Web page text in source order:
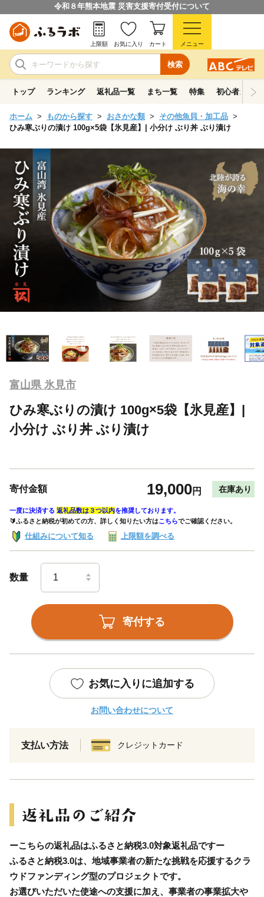
令和８年熊本地震 災害支援寄付受付について
検索
上限額 お気に入り カート メニュー
トップ ランキング 返礼品一覧 まち一覧 特集 初心者ガイド
ホーム ものから探す おさかな類
その他魚貝・加工品
ひみ寒ぶりの漬け 100g×5袋【氷見産】| 小分け ぶり丼 ぶり漬け
富山県 氷見市
ひみ寒ぶりの漬け 100g×5袋【氷見産】|
小分け ぶり丼 ぶり漬け
寄付金額 19,000円 在庫あり
一度に決済する 返礼品数は３つ以内を推奨しております。
🔰ふるさと納税が初めての方、詳しく知りたい方はこちらでご確認ください。
仕組みについて知る 上限額を調べる
数量
寄付する
お気に入りに追加する
お問い合わせについて
支払い方法 クレジットカード
ーこちらの返礼品はふるさと納税3.0対象返礼品ですー
ふるさと納税3.0は、地域事業者の新たな挑戦を応援するクラ
ウドファンディング型のプロジェクトです。
お選びいただいた使途への支援に加え、事業者の事業拡大や